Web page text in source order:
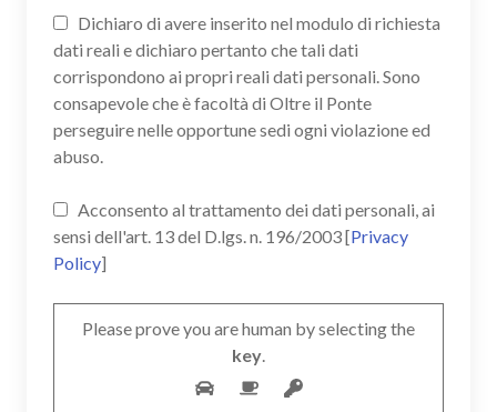
Dichiaro di avere inserito nel modulo di richiesta
dati reali e dichiaro pertanto che tali dati
corrispondono ai propri reali dati personali. Sono
consapevole che è facoltà di Oltre il Ponte
perseguire nelle opportune sedi ogni violazione ed
abuso.
Acconsento al trattamento dei dati personali, ai
sensi dell'art. 13 del D.lgs. n. 196/2003 [Privacy
Policy]
Please prove you are human by selecting the
key